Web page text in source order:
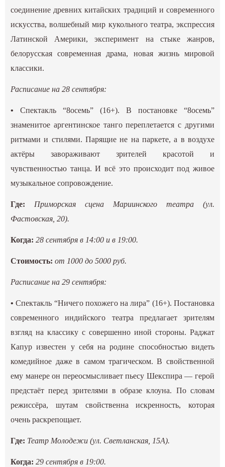
соединение древних китайских традиций и современного
искусства, волшебный мир кукольного театра, экспрессия
Латинской Америки, эксперимент на стыке жанров,
белорусская современная драма, новая жизнь мировой
классики.
Расписание на 28 сентября:
•Спектакль “8осемь” (16+). В постановке “8осемь”
знаменитое аргентинское танго переплетается с другими
ритмами и стилями. Парящие не на паркете, а в воздухе
актёры завораживают зрителей красотой и
чувственностью танца. И всё это происходит под живое
музыкальное сопровождение.
Где:
Приморская сцена Мариинского театра (ул.
Фастовская, 20).
Когда: 28 сентября в 14:00 и в 19:00.
Стоимость: от 1000 до 5000 руб.
Расписание на 29 сентября:
•Спектакль “Ничего похожего на лира” (16+). Постановка
современного индийского театра предлагает зрителям
взгляд на классику с совершенно иной стороны. Раджат
Капур известен у себя на родине способностью видеть
комедийное даже в самом трагическом. В свойственной
ему манере он переосмысливает пьесу Шекспира — герой
предстаёт перед зрителями в образе клоуна. По словам
режиссёра, шутам свойственна искренность, которая
очень раскрепощает.
Где: Театр Молодежи (ул. Светланская, 15А).
Когда: 29 сентября в 19:00.